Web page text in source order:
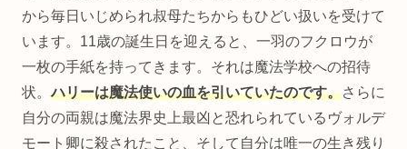
から毎日いじめられ叔母たちからもひどい扱いを受けて
います。11歳の誕生日を迎えると、一羽のフクロウが
一枚の手紙を持ってきます。それは魔法学校への招待
状。ハリーは魔法使いの血を引いていたのです。さらに
自分の両親は魔法界史上最凶と恐れられているヴォルデ
モート卿に殺されたこと、そして自分は唯一の生き残り